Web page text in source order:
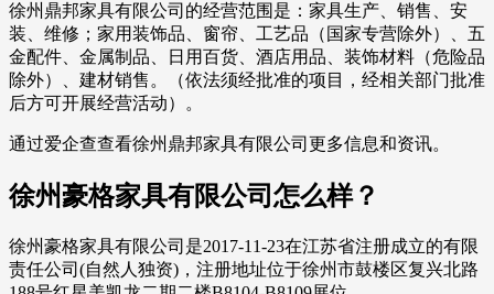
徐州鼎邦家具有限公司的经营范围是：家具生产、销售、安
装、维修；家用装饰品、窗帘、工艺品（国家专营除外）、五
金配件、金属制品、日用百货、酒店用品、装饰材料（危险品
除外）、建材销售。（依法须经批准的项目，经相关部门批准
后方可开展经营活动）。
通过爱企查查看徐州鼎邦家具有限公司更多信息和资讯。
徐州豪格家具有限公司怎么样？
徐州豪格家具有限公司是2017-11-23在江苏省注册成立的有限
责任公司(自然人独资)，注册地址位于徐州市鼓楼区复兴北路